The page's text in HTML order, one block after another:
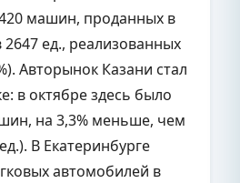
машин, проданных в
2647 ед., реализованных
Авторынок Казани стал
в октябре здесь было
на 3,3% меньше, чем
В Екатеринбурге
автомобилей в